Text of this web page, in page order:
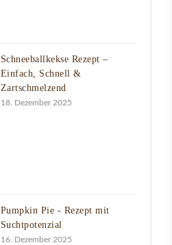
Schneeballkekse Rezept –
Einfach, Schnell &
Zartschmelzend
18. Dezember 2025
Pumpkin Pie - Rezept mit
Suchtpotenzial
16. Dezember 2025